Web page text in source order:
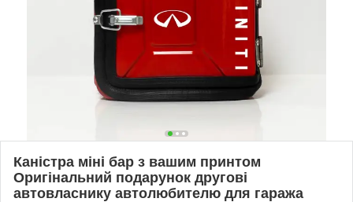
Каністра міні бар з вашим принтом
Оригінальний подарунок другові
автовласнику автолюбителю для гаража